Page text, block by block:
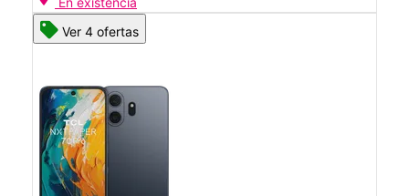
Ver 4 ofertas